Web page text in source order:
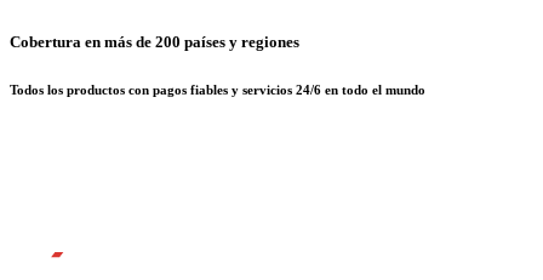
Cobertura en más de 200 países y regiones
Todos los productos con pagos fiables y servicios 24/6 en todo el mundo